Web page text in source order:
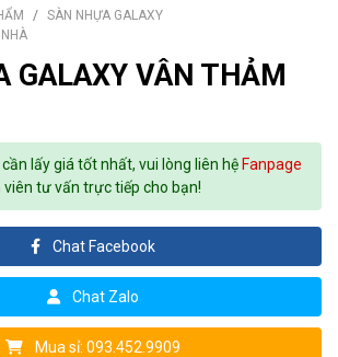
SÀN NHỰA GALAXY
GALAXY VÂN THẢM
lấy giá tốt nhất, vui lòng liên hệ Fanpage
viên tư vấn trực tiếp cho bạn!
Chat Facebook
Chat Zalo
Mua sỉ: 093.452.9909